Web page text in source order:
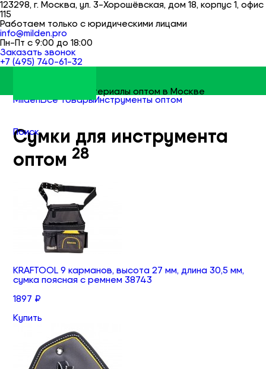
123298, г. Москва, ул. 3-Хорошёвская, дом 18, корпус 1, офис
115
Работаем только с юридическими лицами
info@milden.pro
Пн-Пт с 9:00 до 18:00
Заказать звонок
+7 (495) 740-61-32
Строительные материалы оптом в Москве
Поиск
MildenВсе товарыИнструменты оптом
Сумки для инструмента
оптом 28
KRAFTOOL 9 карманов, высота 27 мм, длина 30,5 мм,
сумка поясная с ремнем 38743
1897 ₽
Купить